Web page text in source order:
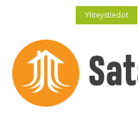
Yhteystiedot